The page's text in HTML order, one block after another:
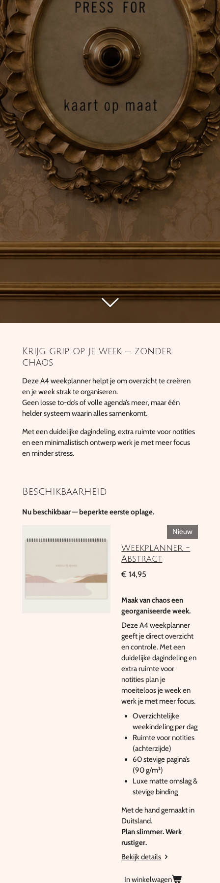
Krijg grip op je week — zonder
chaos
Deze A4 weekplanner helpt je om overzicht te creëren
en je week strak te organiseren.
Geen losse to-do’s of volle agenda’s meer, maar één
helder systeem waarin alles samenkomt.
Met een duidelijke dagindeling, extra ruimte voor notities
en een minimalistisch ontwerp werk je met meer focus
en minder stress.
Beschikbaarheid
Nu beschikbaar — beperkte eerste oplage.
Nieuw
Weekplanner -
Abstract
€ 14,95
Maak van chaos een
georganiseerde week.
Deze A4 weekplanner
geeft je direct overzicht
en controle. Met een
duidelijke dagindeling en
extra ruimte voor
notities plan je
moeiteloos je week en
werk je met meer focus.
Overzichtelijke
weekindeling per dag
Ruimte voor notities
(achterzijde)
60 stevige pagina’s
(90 g/m²)
Luxe matte omslag &
stevige binding
Met de hand gemaakt in
Duitsland.
Plan slimmer. Werk
rustiger.
Bekijk details
In winkelwagen